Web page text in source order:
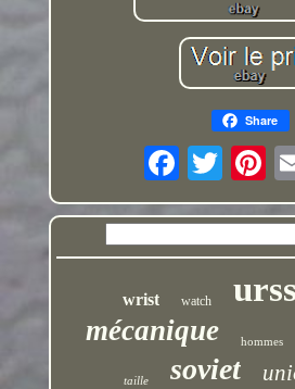
Share
wrist watch urss
mécanique hommes
taille soviet